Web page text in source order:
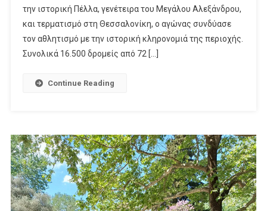
την ιστορική Πέλλα, γενέτειρα του Μεγάλου Αλεξάνδρου,
και τερματισμό στη Θεσσαλονίκη, ο αγώνας συνδύασε
τον αθλητισμό με την ιστορική κληρονομιά της περιοχής.
Συνολικά 16.500 δρομείς από 72 […]
Continue Reading